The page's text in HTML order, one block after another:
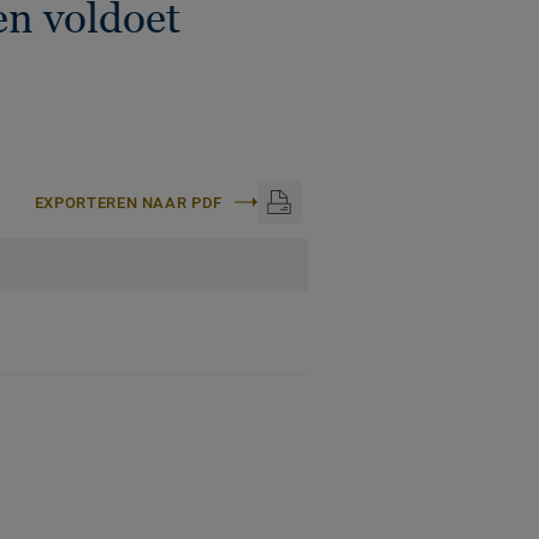
voldoet
EXPORTEREN NAAR PDF